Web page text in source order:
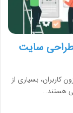
طراحی سایت
کاربران، بسیاری از
هستند…